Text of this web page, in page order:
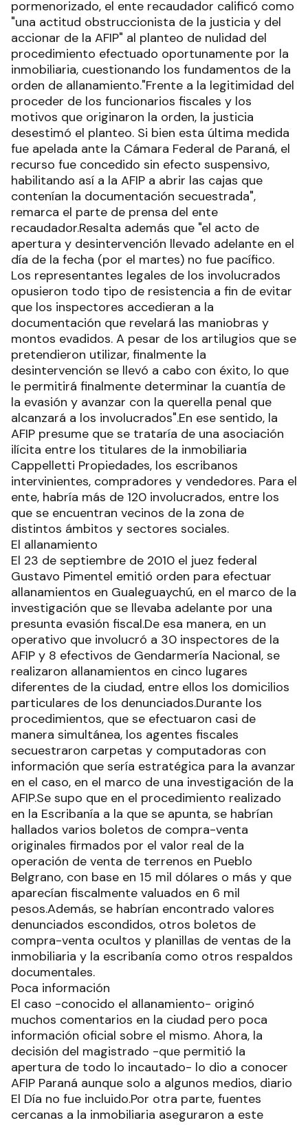
pormenorizado, el ente recaudador calificó como
"una actitud obstruccionista de la justicia y del
accionar de la AFIP" al planteo de nulidad del
procedimiento efectuado oportunamente por la
inmobiliaria, cuestionando los fundamentos de la
orden de allanamiento."Frente a la legitimidad del
proceder de los funcionarios fiscales y los
motivos que originaron la orden, la justicia
desestimó el planteo. Si bien esta última medida
fue apelada ante la Cámara Federal de Paraná, el
recurso fue concedido sin efecto suspensivo,
habilitando así a la AFIP a abrir las cajas que
contenían la documentación secuestrada",
remarca el parte de prensa del ente
recaudador.Resalta además que "el acto de
apertura y desintervención llevado adelante en el
día de la fecha (por el martes) no fue pacífico.
Los representantes legales de los involucrados
opusieron todo tipo de resistencia a fin de evitar
que los inspectores accedieran a la
documentación que revelará las maniobras y
montos evadidos. A pesar de los artilugios que se
pretendieron utilizar, finalmente la
desintervención se llevó a cabo con éxito, lo que
le permitirá finalmente determinar la cuantía de
la evasión y avanzar con la querella penal que
alcanzará a los involucrados".En ese sentido, la
AFIP presume que se trataría de una asociación
ilícita entre los titulares de la inmobiliaria
Cappelletti Propiedades, los escribanos
intervinientes, compradores y vendedores. Para el
ente, habría más de 120 involucrados, entre los
que se encuentran vecinos de la zona de
distintos ámbitos y sectores sociales.
El allanamiento
El 23 de septiembre de 2010 el juez federal
Gustavo Pimentel emitió orden para efectuar
allanamientos en Gualeguaychú, en el marco de la
investigación que se llevaba adelante por una
presunta evasión fiscal.De esa manera, en un
operativo que involucró a 30 inspectores de la
AFIP y 8 efectivos de Gendarmería Nacional, se
realizaron allanamientos en cinco lugares
diferentes de la ciudad, entre ellos los domicilios
particulares de los denunciados.Durante los
procedimientos, que se efectuaron casi de
manera simultánea, los agentes fiscales
secuestraron carpetas y computadoras con
información que sería estratégica para la avanzar
en el caso, en el marco de una investigación de la
AFIP.Se supo que en el procedimiento realizado
en la Escribanía a la que se apunta, se habrían
hallados varios boletos de compra-venta
originales firmados por el valor real de la
operación de venta de terrenos en Pueblo
Belgrano, con base en 15 mil dólares o más y que
aparecían fiscalmente valuados en 6 mil
pesos.Además, se habrían encontrado valores
denunciados escondidos, otros boletos de
compra-venta ocultos y planillas de ventas de la
inmobiliaria y la escribanía como otros respaldos
documentales.
Poca información
El caso -conocido el allanamiento- originó
muchos comentarios en la ciudad pero poca
información oficial sobre el mismo. Ahora, la
decisión del magistrado -que permitió la
apertura de todo lo incautado- lo dio a conocer
AFIP Paraná aunque solo a algunos medios, diario
El Día no fue incluido.Por otra parte, fuentes
cercanas a la inmobiliaria aseguraron a este